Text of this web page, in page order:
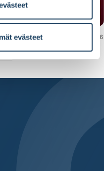
evästeet
saisit itse päättää? –
3.8.2026